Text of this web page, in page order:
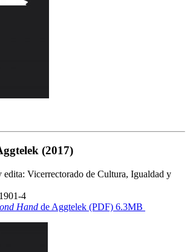
(2017)
edita: Vicerrectorado de Cultura, Igualdad y
4
Hand de Aggtelek (PDF) 6.3MB